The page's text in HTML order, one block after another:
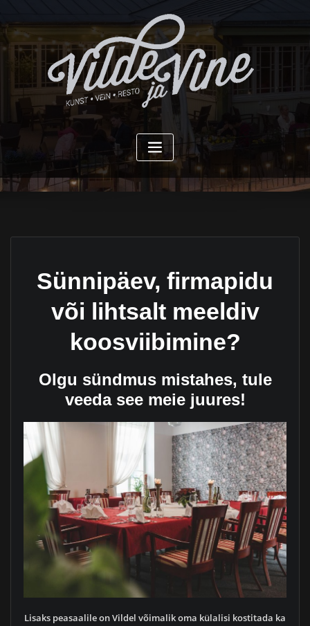
content
Sünnipäev, firmapidu
või lihtsalt meeldiv
koosviibimine?
Olgu sündmus mistahes, tule
veeda see meie juures!
Lisaks peasaalile on Vildel võimalik oma külalisi kostitada ka